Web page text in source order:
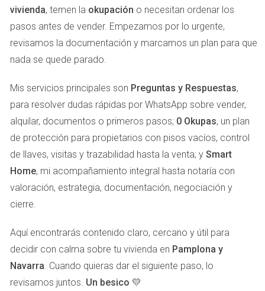
Nota simple del registro de la propiedad:Este
jurídica del inmueble, incluidos gravámenes y cargas
que pudiera tener.
Últimos recibos de IBI:
con tus obligaciones fiscales.
a mano la documentación relacionada con las
cuotas de la comunidad y el estado de las mismas.
Informe de tasación:Aunque no es obligatorio,
contar con un informe de tasación puede ayudarte a
fijar un precio justo y atractivo en el mercado.
CONSEJOS PARA PREPARAR TU
Preparar tu piso para la venta va más allá de presentar la
documentación adecuada. También es fundamental
trabajar en la presentación y en la estrategia de venta. Aquí
vivienda, temen la okupación o necesitan ordenar los
pasos antes de vender. Empezamos por lo urgente,
revisamos la documentación y marcamos un plan para que
nada se quede parado.
Mis servicios principales son Preguntas y Respuestas,
para resolver dudas rápidas por WhatsApp sobre vender,
alquilar, documentos o primeros pasos; 0 Okupas, un plan
de protección para propietarios con pisos vacíos, control
de llaves, visitas y trazabilidad hasta la venta; y Smart
Home, mi acompañamiento integral hasta notaría con
valoración, estrategia, documentación, negociación y
cierre.
Aquí encontrarás contenido claro, cercano y útil para
decidir con calma sobre tu vivienda en Pamplona y
Navarra. Cuando quieras dar el siguiente paso, lo
revisamos juntos. Un besico 💛